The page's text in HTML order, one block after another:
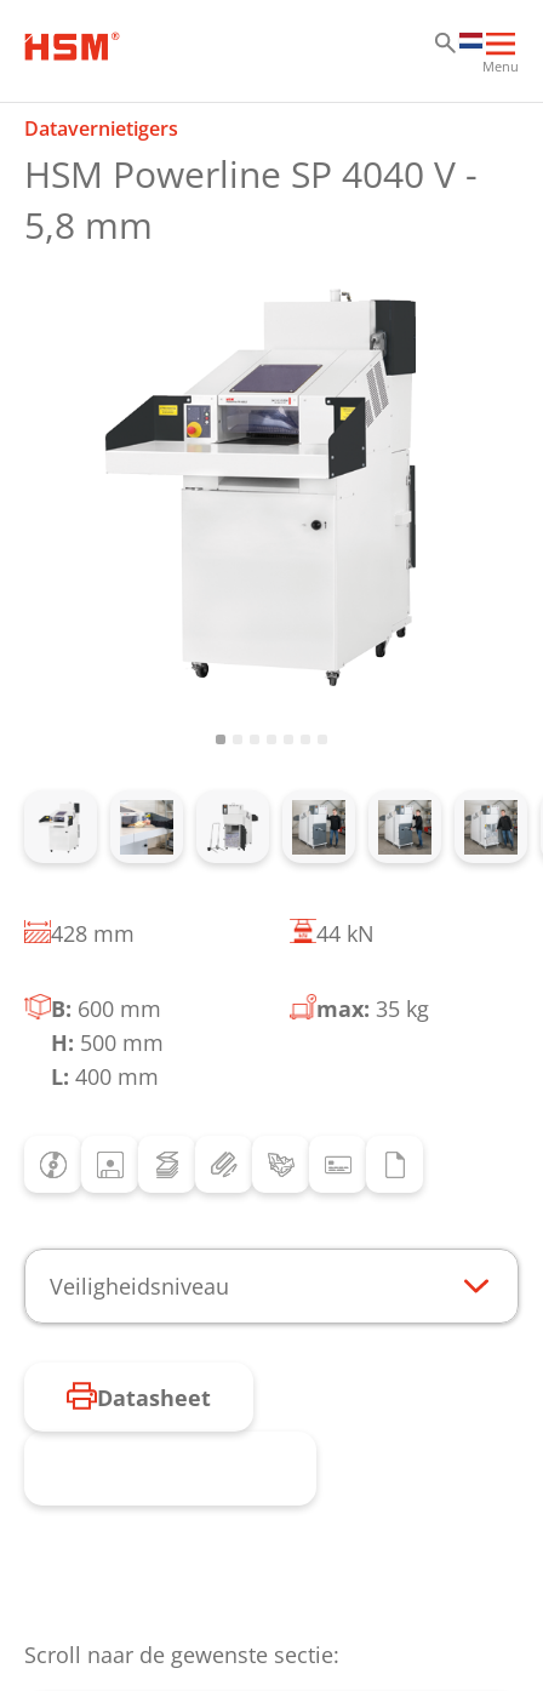
Menu
Datavernietigers
HSM Powerline SP 4040 V -
5,8 mm
428 mm 44 kN
B: 600 mm
H: 500 mm
L: 400 mm
max: 35 kg
Veiligheidsniveau
Datasheet
Scroll naar de gewenste sectie: